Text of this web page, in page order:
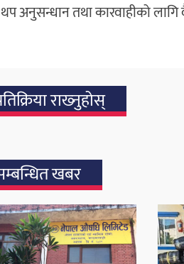
अनुसन्धान तथा कारवाहीको
राख्‍नुहोस्
खबर